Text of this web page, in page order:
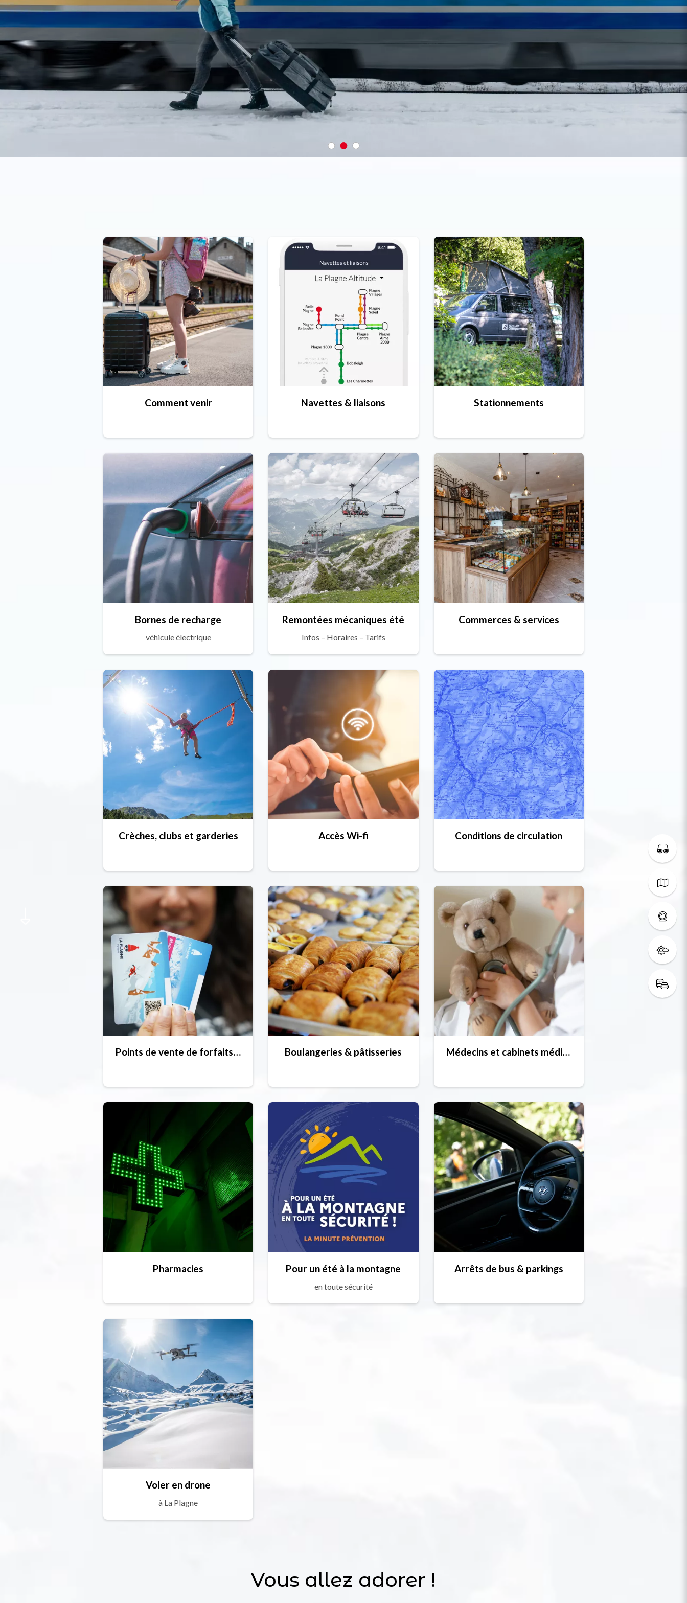
Comment venir Navettes & liaisons Stationnements
Bornes de recharge
véhicule électrique
Remontées mécaniques été
Infos – Horaires – Tarifs
Commerces & services
Crèches, clubs et garderies Accès Wi-fi Conditions de circulation
Points de vente de forfaits hiver Boulangeries & pâtisseries Médecins et cabinets médicaux
Pharmacies Pour un été à la montagne
en toute sécurité
Arrêts de bus & parkings
Voler en drone
à La Plagne
Vous allez adorer !